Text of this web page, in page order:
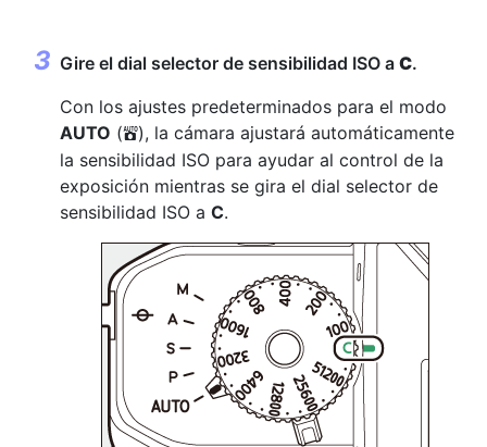
Gire el dial selector de sensibilidad ISO a C.
Con los ajustes predeterminados para el modo
AUTO (b), la cámara ajustará automáticamente
la sensibilidad ISO para ayudar al control de la
exposición mientras se gira el dial selector de
sensibilidad ISO a C.